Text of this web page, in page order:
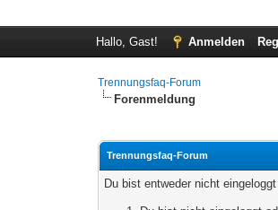
Hallo, Gast! Anmelden
Trennungsfaq-Forum
Forenmeldung
Trennungsfaq-Forum
Du bist entweder nicht